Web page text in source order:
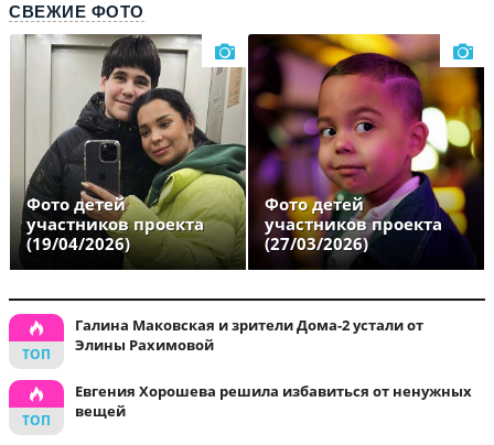
СВЕЖИЕ ФОТО
Фото детей
участников проекта
(19/04/2026)
Фото детей
участников проекта
(27/03/2026)
Галина Маковская и зрители Дома-2 устали от
Элины Рахимовой
Евгения Хорошева решила избавиться от ненужных
вещей